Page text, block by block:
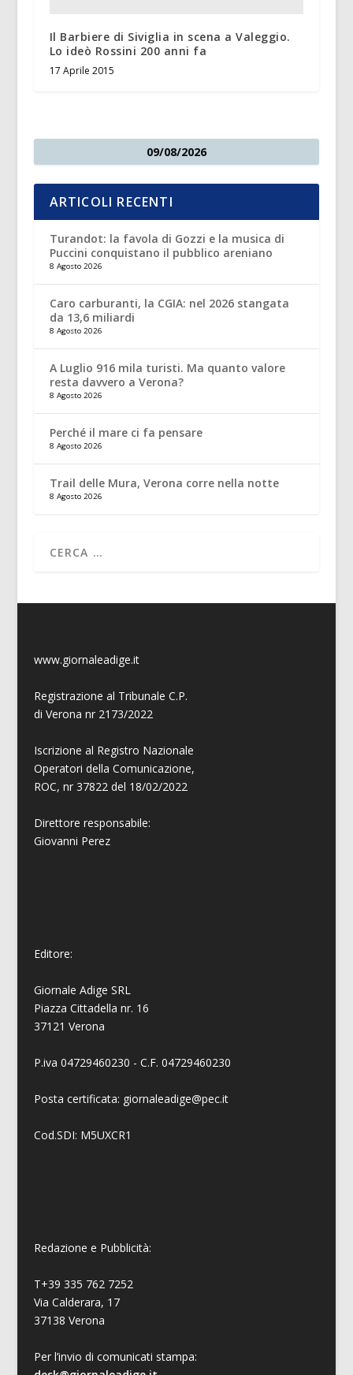
Il Barbiere di Siviglia in scena a Valeggio.
Lo ideò Rossini 200 anni fa
17 Aprile 2015
09/08/2026
ARTICOLI RECENTI
Turandot: la favola di Gozzi e la musica di
Puccini conquistano il pubblico areniano
8 Agosto 2026
Caro carburanti, la CGIA: nel 2026 stangata
da 13,6 miliardi
8 Agosto 2026
A Luglio 916 mila turisti. Ma quanto valore
resta davvero a Verona?
8 Agosto 2026
Perché il mare ci fa pensare
8 Agosto 2026
Trail delle Mura, Verona corre nella notte
8 Agosto 2026
www.giornaleadige.it
Registrazione al Tribunale C.P.
di Verona nr 2173/2022
Iscrizione al Registro Nazionale
Operatori della Comunicazione,
ROC, nr 37822 del 18/02/2022
Direttore responsabile:
Giovanni Perez
Editore:
Giornale Adige SRL
Piazza Cittadella nr. 16
37121 Verona
P.iva 04729460230 - C.F. 04729460230
Posta certificata: giornaleadige@pec.it
Cod.SDI: M5UXCR1
Redazione e Pubblicità:
T+39 335 762 7252
Via Calderara, 17
37138 Verona
Per l’invio di comunicati stampa: